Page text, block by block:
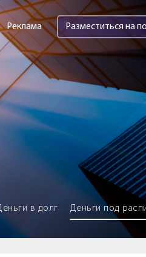
Реклама Разместиться на
в долг Деньги под